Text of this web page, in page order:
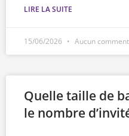
LIRE LA SUITE
15/06/2026 Aucun
Quelle taille de
le nombre